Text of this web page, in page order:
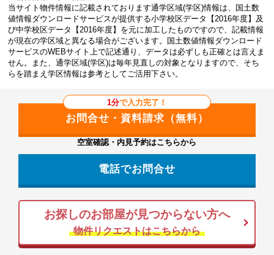
当サイト物件情報に記載されております通学区域(学区)情報は、国土数
値情報ダウンロードサービスが提供する小学校区データ【2016年度】及
び中学校区データ【2016年度】を元に加工したものですので、記載情報
が現在の学区域と異なる場合がございます。国土数値情報ダウンロード
サービスのWEBサイト上で記述通り、データは必ずしも正確とは言えま
せん。また、通学区域(学区)は毎年見直しの対象となりますので、そち
らを踏まえ学区情報は参考としてご活用下さい。
1分で入力完了！
空室確認・内見予約はこちらから
電話でお問合せ
お探しのお部屋が見つからない方へ
物件リクエストはこちらから